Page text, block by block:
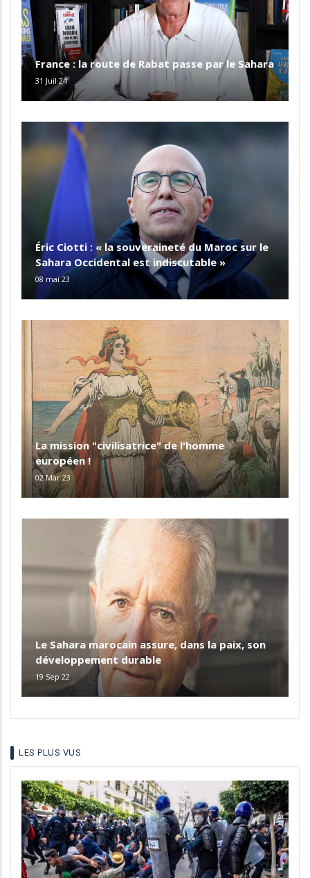
France : la route de Rabat passe par le Sahara
31 Juil 24
Éric Ciotti : « la souveraineté du Maroc sur le
Sahara Occidental est indiscutable »
08 mai 23
La mission "civilisatrice" de l'homme
européen !
02 Mar 23
Le Sahara marocain assure, dans la paix, son
développement durable
19 Sep 22
LES PLUS VUS